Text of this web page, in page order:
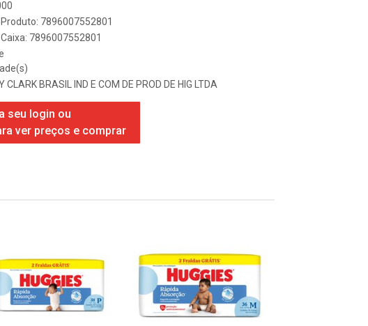
7896007552801
7896007552801
CLARK BRASIL IND E COM DE PROD DE HIG LTDA
seu login ou
ver preços e comprar